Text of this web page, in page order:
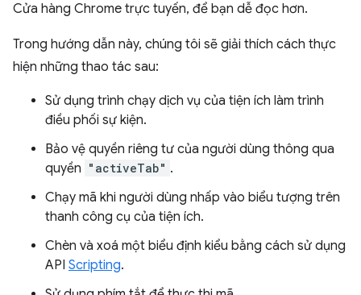
Cửa hàng Chrome trực tuyến, để bạn dễ đọc hơn.
Trong hướng dẫn này, chúng tôi sẽ giải thích cách thực
hiện những thao tác sau:
Sử dụng trình chạy dịch vụ của tiện ích làm trình
điều phối sự kiện.
Bảo vệ quyền riêng tư của người dùng thông qua
quyền "activeTab" .
Chạy mã khi người dùng nhấp vào biểu tượng trên
thanh công cụ của tiện ích.
Chèn và xoá một biểu định kiểu bằng cách sử dụng
API Scripting.